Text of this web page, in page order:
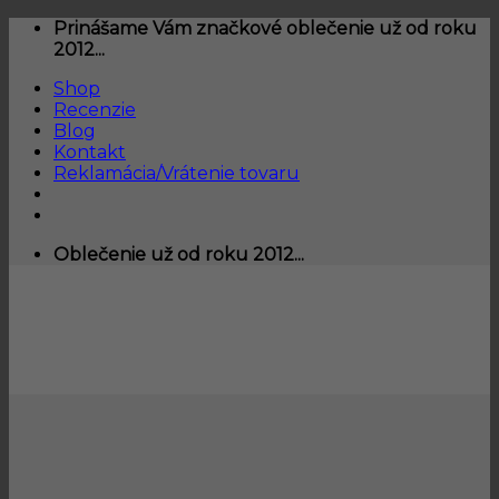
Skip
Prinášame Vám značkové oblečenie už od roku
2012...
Shop
Recenzie
Blog
Kontakt
Reklamácia/Vrátenie tovaru
Oblečenie už od roku 2012...